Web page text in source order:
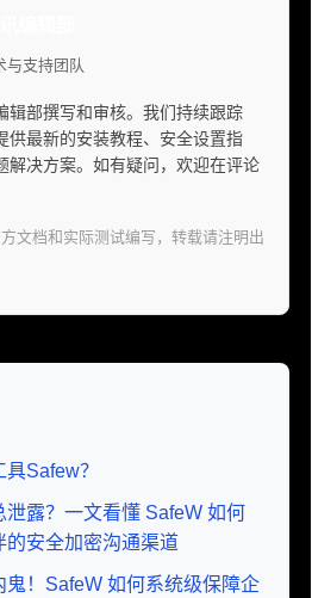
与支持团队
辑部撰写和审核。我们持续跟踪
供最新的安装教程、安全设置指
解决方案。如有疑问，欢迎在评论
文档和实际测试编写，转载请注明出
Safew？
泄露？一文看懂 SafeW 如何
的安全加密沟通渠道
鬼！SafeW 如何系统级保障企